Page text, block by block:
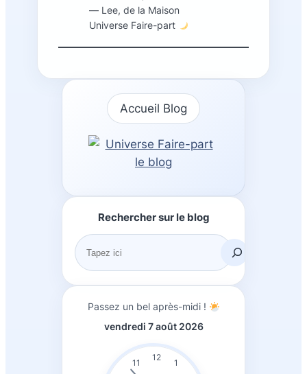
— Lee, de la Maison
Universe Faire-part
Accueil Blog
Rechercher sur le blog
R
e
Passez un bel après-midi !
vendredi 7 août 2026
12
1
11